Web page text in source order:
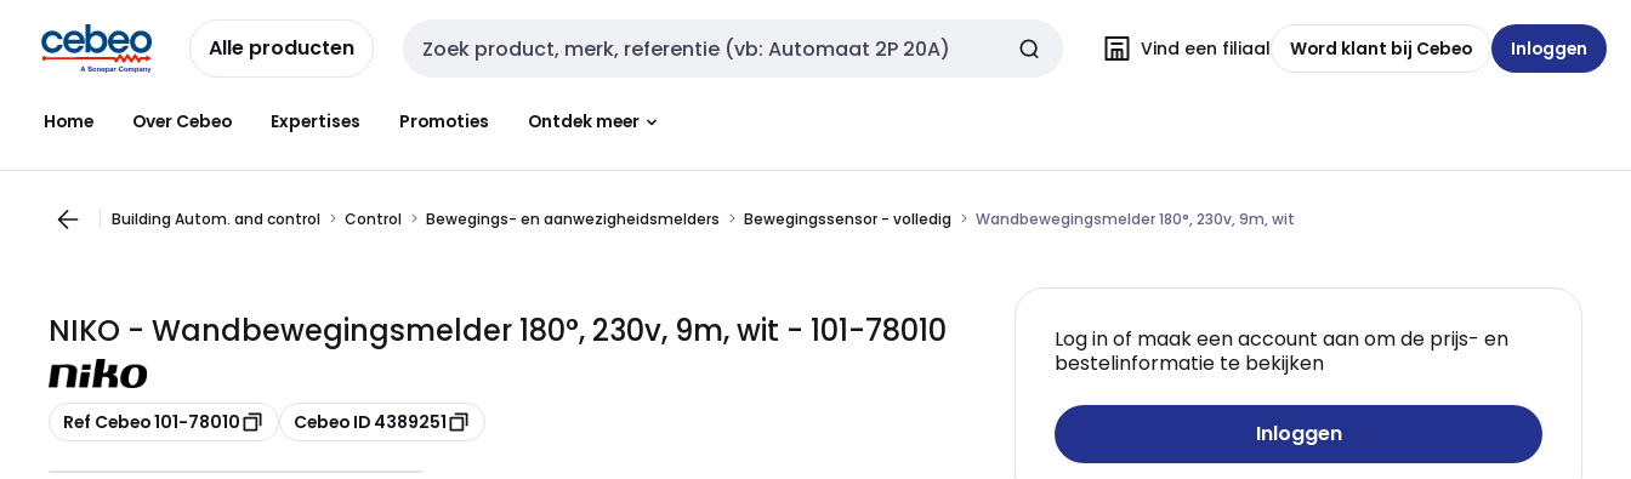
naar
navigatie
naar
inhoud
Alle producten Zoekveld invoer Vind een filiaal Word klant bij Cebeo Inloggen
Home Over Cebeo Expertises Promoties Ontdek meer
Building Autom. and control Control Bewegings- en aanwezigheidsmelders Bewegingssensor - volledig Wandbewegingsmelder 180°, 230v, 9m, wit
NIKO - Wandbewegingsmelder 180°, 230v, 9m, wit - 101-78010
Kopiëren
Ref Cebeo 101-78010 Kopiëren
Cebeo ID 4389251
Log in of maak een account aan om de prijs- en
bestelinformatie te bekijken
Inloggen